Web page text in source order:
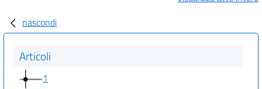
nascondi
Articoli
1